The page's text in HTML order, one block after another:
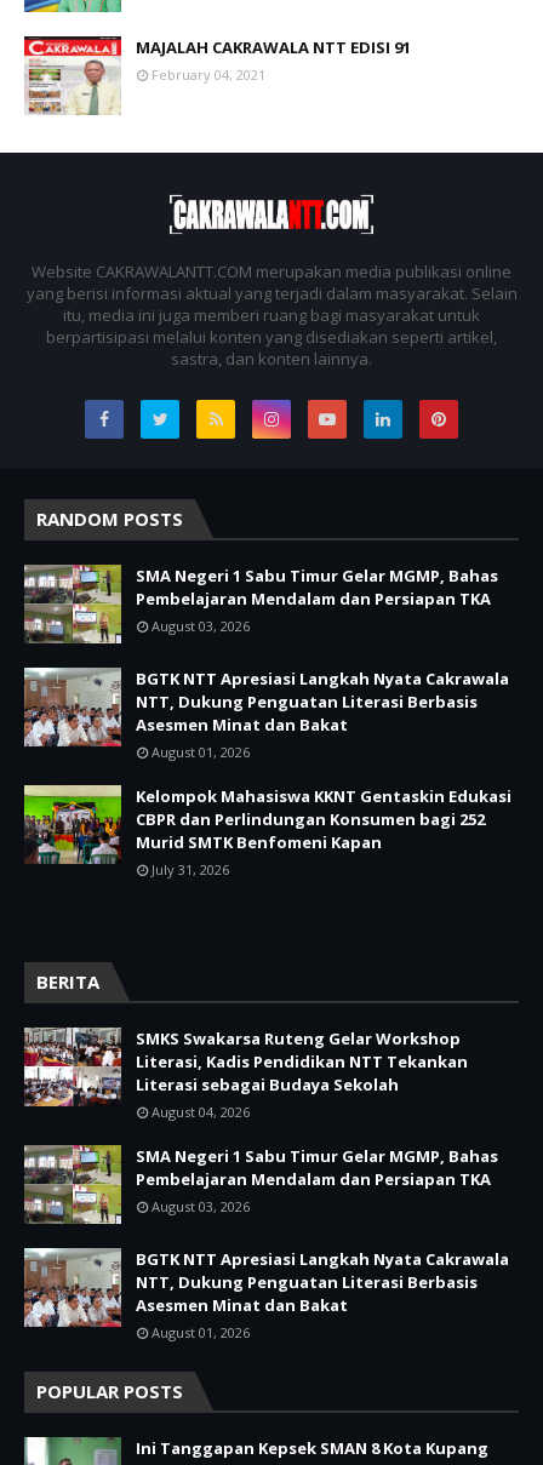
MAJALAH CAKRAWALA NTT EDISI 91
February 04, 2021
Website CAKRAWALANTT.COM merupakan media publikasi online
yang berisi informasi aktual yang terjadi dalam masyarakat. Selain
itu, media ini juga memberi ruang bagi masyarakat untuk
berpartisipasi melalui konten yang disediakan seperti artikel,
sastra, dan konten lainnya.
RANDOM POSTS
SMA Negeri 1 Sabu Timur Gelar MGMP, Bahas
Pembelajaran Mendalam dan Persiapan TKA
August 03, 2026
BGTK NTT Apresiasi Langkah Nyata Cakrawala
NTT, Dukung Penguatan Literasi Berbasis
Asesmen Minat dan Bakat
August 01, 2026
Kelompok Mahasiswa KKNT Gentaskin Edukasi
CBPR dan Perlindungan Konsumen bagi 252
Murid SMTK Benfomeni Kapan
July 31, 2026
BERITA
SMKS Swakarsa Ruteng Gelar Workshop
Literasi, Kadis Pendidikan NTT Tekankan
Literasi sebagai Budaya Sekolah
August 04, 2026
SMA Negeri 1 Sabu Timur Gelar MGMP, Bahas
Pembelajaran Mendalam dan Persiapan TKA
August 03, 2026
BGTK NTT Apresiasi Langkah Nyata Cakrawala
NTT, Dukung Penguatan Literasi Berbasis
Asesmen Minat dan Bakat
August 01, 2026
POPULAR POSTS
Ini Tanggapan Kepsek SMAN 8 Kota Kupang